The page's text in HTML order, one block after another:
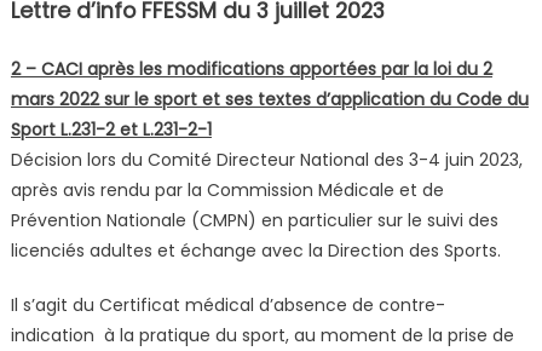
Lettre d’info FFESSM du 3 juillet 2023
2 – CACI après les modifications apportées par la loi du 2
mars 2022 sur le sport et ses textes d’application du Code du
Sport L.231-2 et L.231-2-1
Décision lors du Comité Directeur National des 3-4 juin 2023,
après avis rendu par la Commission Médicale et de
Prévention Nationale (CMPN) en particulier sur le suivi des
licenciés adultes et échange avec la Direction des Sports.
Il s’agit du Certificat médical d’absence de contre-
indication à la pratique du sport, au moment de la prise de